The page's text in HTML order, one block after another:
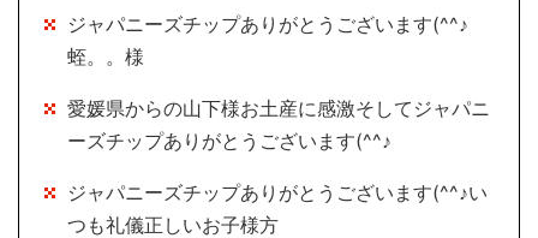
ジャパニーズチップありがとうございます(^^♪
蛭。。様
愛媛県からの山下様お土産に感激そしてジャパニ
ーズチップありがとうございます(^^♪
ジャパニーズチップありがとうございます(^^♪い
つも礼儀正しいお子様方